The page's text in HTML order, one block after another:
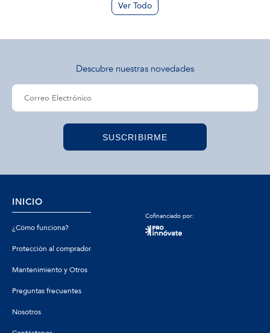
Ver Todo
Descubre nuestras novedades
SUSCRIBIRME
INICIO
¿Cómo funciona?
Protección al comprador
Mantenimiento y Otros
Preguntas frecuentes
Nosotros
Cofinanciado por: